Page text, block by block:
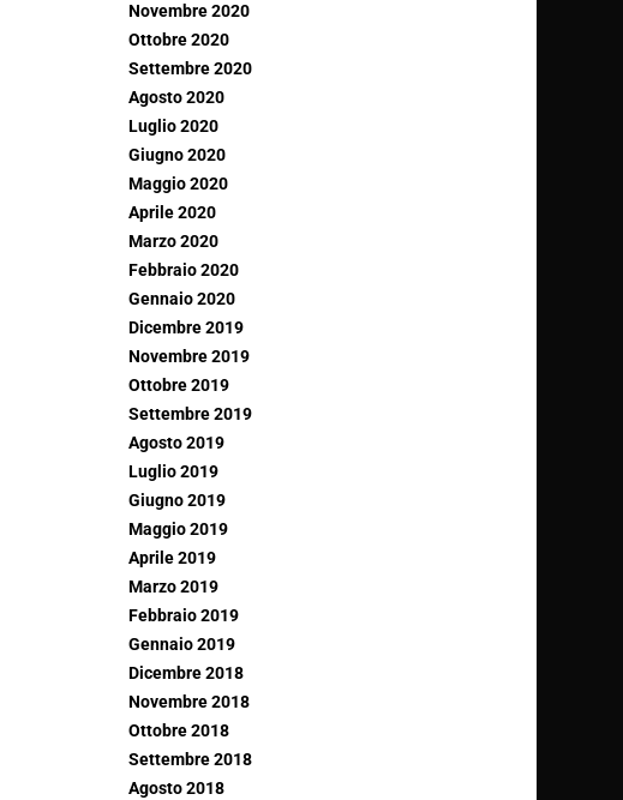
Novembre 2020
Ottobre 2020
Settembre 2020
Agosto 2020
Luglio 2020
Giugno 2020
Maggio 2020
Aprile 2020
Marzo 2020
Febbraio 2020
Gennaio 2020
Dicembre 2019
Novembre 2019
Ottobre 2019
Settembre 2019
Agosto 2019
Luglio 2019
Giugno 2019
Maggio 2019
Aprile 2019
Marzo 2019
Febbraio 2019
Gennaio 2019
Dicembre 2018
Novembre 2018
Ottobre 2018
Settembre 2018
Agosto 2018